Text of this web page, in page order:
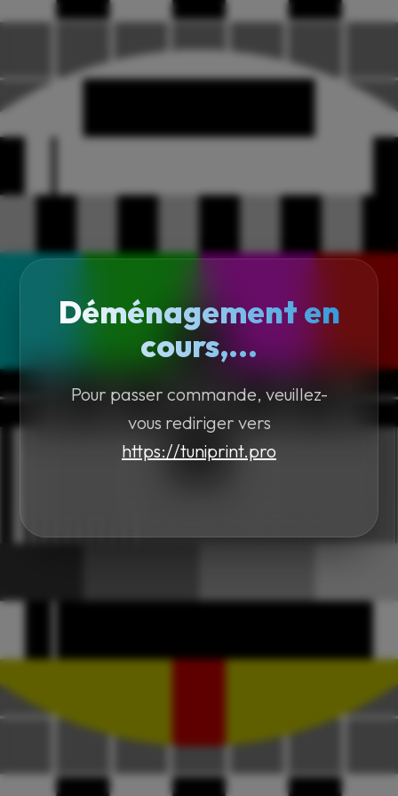
Déménagement en
cours,...
Pour passer commande, veuillez-
vous rediriger vers
https://tuniprint.pro